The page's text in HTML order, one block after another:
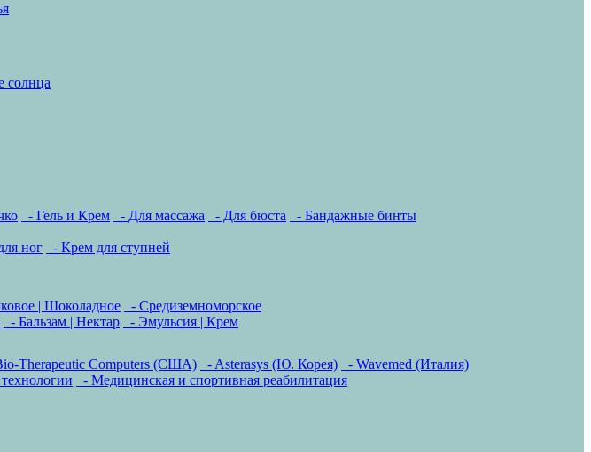
солнца
- Гель и Крем - Для массажа - Для бюста
- Бандажные бинты
ног
- Крем для ступней
| Шоколадное
- Средиземноморское
- Бальзам | Нектар
- Эмульсия | Крем
Therapeutic Computers (США) - Asterasys (Ю. Корея)
- Wavemed (Италия)
- Медицинская и спортивная реабилитация